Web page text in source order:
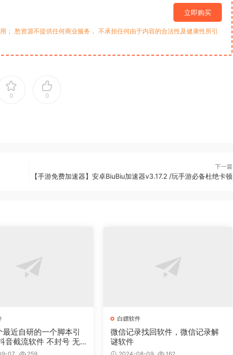
立即购买
； 愁资源不提供任何商业服务， 不承担任何由于内容的合法性及健康性所引
0 0
下一篇
【手游免费加速器】安卓BiuBiu加速器v3.17.2 /玩手游必备杜绝卡顿
最近自研的一个脚本引
白嫖软件
微信记录找回软件，微信记录解
谜软件